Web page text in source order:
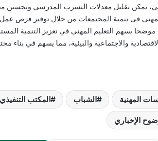
يمكن تقليل معدلات التسرب المدرسي وتحسين
في تنمية المجتمعات من خلال توفير فرص عمل
موضحا يسهم التعليم المهني في تعزيز التنمية
والاجتماعية والبيئية، مما يسهم في بناء
المهنية الشباب المكتب التنفيذي
الإخباري